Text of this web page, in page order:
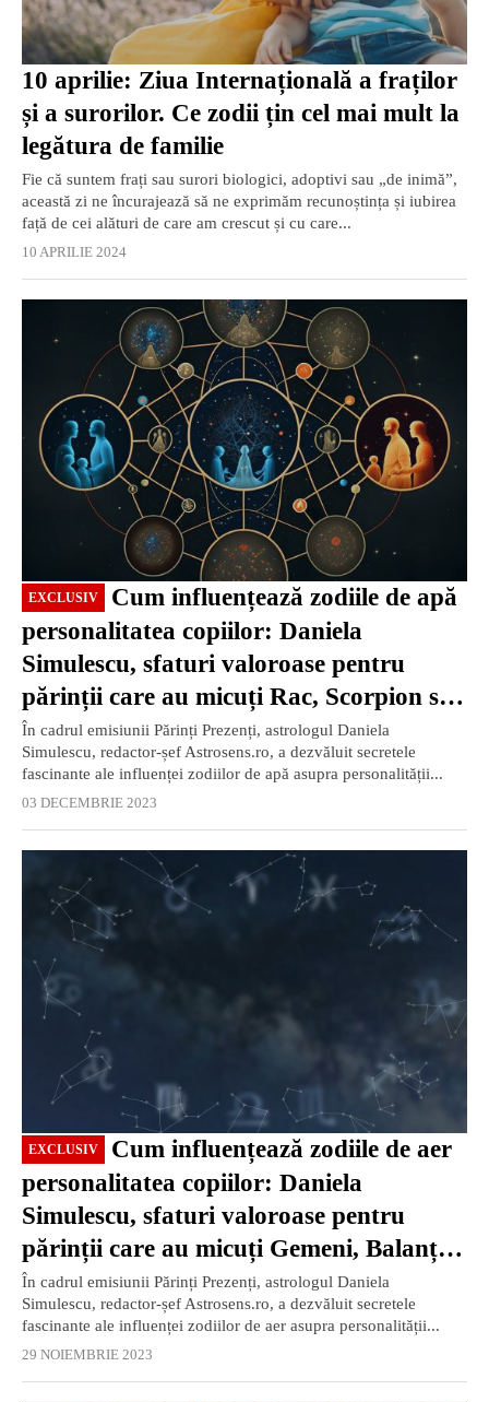
10 aprilie: Ziua Internațională a fraților
și a surorilor. Ce zodii țin cel mai mult la
legătura de familie
Fie că suntem frați sau surori biologici, adoptivi sau „de inimă”,
această zi ne încurajează să ne exprimăm recunoștința și iubirea
față de cei alături de care am crescut și cu care...
10 APRILIE 2024
EXCLUSIV
EXCLUSIV
personalitatea copiilor: Daniela
Simulescu, sfaturi valoroase pentru
părinții care au micuți Rac, Scorpion sau
Pești (Partea 4)
În cadrul emisiunii Părinți Prezenți, astrologul Daniela
Simulescu, redactor-șef Astrosens.ro, a dezvăluit secretele
fascinante ale influenței zodiilor de apă asupra personalității...
03 DECEMBRIE 2023
EXCLUSIV
EXCLUSIV
personalitatea copiilor: Daniela
Simulescu, sfaturi valoroase pentru
părinții care au micuți Gemeni, Balanță
sau Vărsător (Partea 3)
În cadrul emisiunii Părinți Prezenți, astrologul Daniela
Simulescu, redactor-șef Astrosens.ro, a dezvăluit secretele
fascinante ale influenței zodiilor de aer asupra personalității...
29 NOIEMBRIE 2023